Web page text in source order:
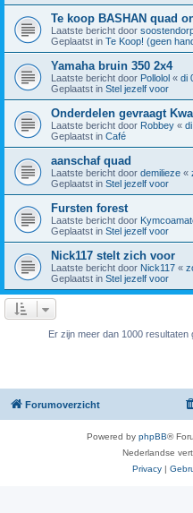
Te koop BASHAN quad
Laatste bericht door
Geplaatst in Te Koop! (geen
Yamaha bruin 350 2x4
Laatste bericht door Pollolol « di
Geplaatst in Stel jezelf voor
Onderdelen gevraagt
Laatste bericht door Robbey «
Geplaatst in Café
aanschaf quad
Laatste bericht door demilieze «
Geplaatst in Stel jezelf voor
Fursten forest
Laatste bericht door
Geplaatst in Stel jezelf voor
Nick117 stelt zich voor
Laatste bericht door Nick117 «
Geplaatst in Stel jezelf voor
Er zijn meer dan 1000 resultaten
Forumoverzicht
Powered by phpBB®
Nederlandse
Privacy |